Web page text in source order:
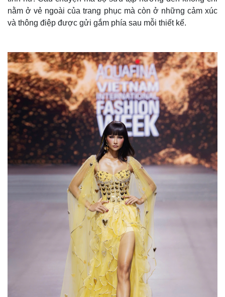
nằm ở vẻ ngoài của trang phục mà còn ở những cảm xúc
và thông điệp được gửi gắm phía sau mỗi thiết kế.